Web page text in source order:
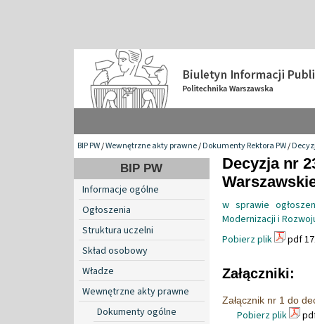
BIP PW/Wewnętrzne akty prawne/Dokumenty Rektora PW/
BIP PW
Informacje ogólne
Ogłoszenia
Struktura uczelni
Skład osobowy
Władze
Wewnętrzne akty prawne
Dokumenty ogólne
Decyzja nr
w sprawie
Modernizacji i
Pobierz plik
pdf
Załączniki:
Załącznik nr 1 do
Pobierz plik